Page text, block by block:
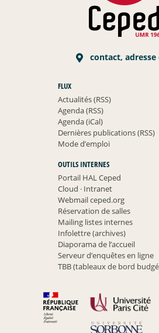
contact, adresse
FLUX
Actualités (RSS)
Agenda (RSS)
Agenda (iCal)
Dernières publications (RSS)
Mode d’emploi
OUTILS INTERNES
Portail HAL Ceped
Cloud ·Intranet
Webmail ceped.org
Réservation de salles
Mailing listes internes
Infolettre (archives)
Diaporama de l’accueil
Serveur d’enquêtes en ligne
TBB (tableaux de bord